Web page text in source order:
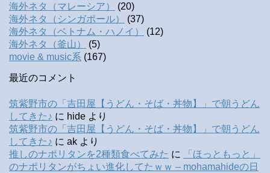
海外ネタ（マレーシア）
(20)
海外ネタ（シンガポール）
(37)
海外ネタ（ベトナム・ハノイ）
(12)
海外ネタ（釜山）
(5)
movie & music系 (167)
最近のコメント
筑紫野市の「吉田屋【うどん・そば・丼物】」で朝うどん
してきた♪ に hide より
筑紫野市の「吉田屋【うどん・そば・丼物】」で朝うどん
してきた♪ に ak より
推しのナポリタンを2種類食べてみた に
「ほっともっと」
のナポリタンがちょい進化してたｗｗ – mohamahideの日